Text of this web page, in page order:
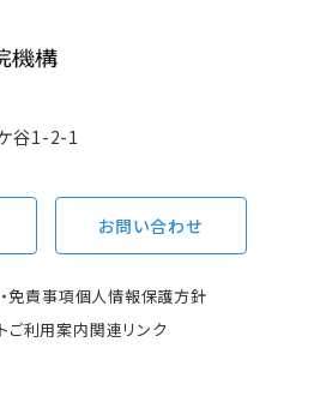
谷1-2-1
お問い合わせ
免責事項個人情報保護方針
ご利用案内関連リンク